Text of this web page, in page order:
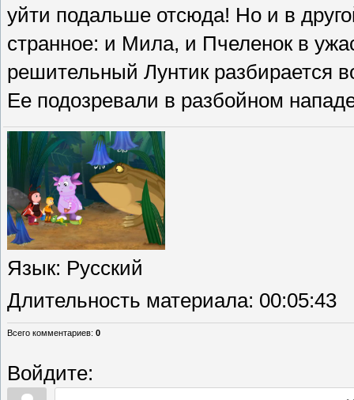
уйти подальше отсюда! Но и в
странное: и Мила, и Пчеленок в
решительный Лунтик разбирается
Ее подозревали в разбойном
Язык: Русский
Длительность материала: 00:05:43
Всего комментариев: 0
Войдите: